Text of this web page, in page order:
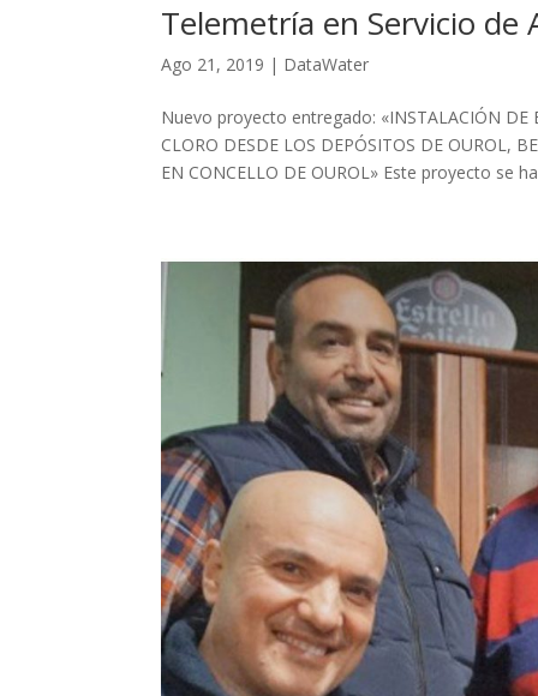
Telemetría en Servicio
Ago 21, 2019 | DataWater
Nuevo proyecto entregado: «INSTALACIÓN DE
CLORO DESDE LOS DEPÓSITOS DE OUROL,
EN CONCELLO DE OUROL» Este proyecto se